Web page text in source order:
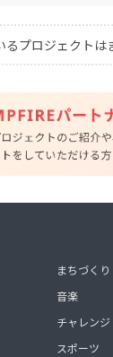
プロジェクトは
まちづく
音楽
チャレンジ
スポーツ